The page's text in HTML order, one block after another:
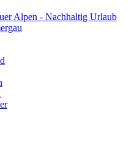
Alpen - Nachhaltig Urlaub